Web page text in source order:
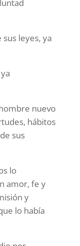
leyes, ya
nuevo
hábitos
sus
lo
amor, fe y
y
lo había